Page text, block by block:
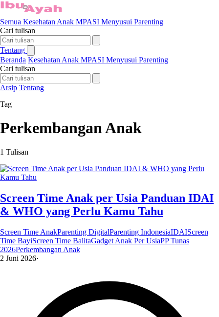
Semua Kesehatan Anak MPASI Menyusui Parenting
Cari tulisan
Tentang
Beranda Kesehatan Anak MPASI Menyusui Parenting
Cari tulisan
Arsip Tentang
Tag
Perkembangan Anak
1 Tulisan
Screen Time Anak per Usia Panduan IDAI
& WHO yang Perlu Kamu Tahu
Screen Time AnakParenting DigitalParenting IndonesiaIDAIScreen
Time BayiScreen Time BalitaGadget Anak Per UsiaPP Tunas
2026Perkembangan Anak
2 Juni 2026·